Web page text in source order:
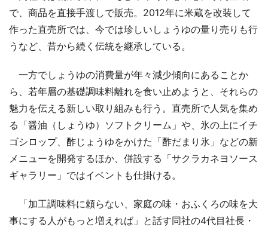
で、商品を直接手渡しで販売。2012年に米蔵を改装して
作った直売所では、今では珍しいしょうゆの量り売りも行
うなど、昔から続く伝統を継承している。
一方でしょうゆの消費量が年々減少傾向にあることか
ら、若年層の基礎調味料離れを食い止めようと、それらの
魅力を伝える新しい取り組みも行う。直売所で人気を集め
る「醤油（しょうゆ）ソフトクリーム」や、氷の上にイチ
ゴシロップ、酢じょうゆをかけた「酢だまり氷」などの新
メニューを開発するほか、併設する「サクラカネヨソース
ギャラリー」ではイベントも仕掛ける。
「加工調味料に頼らない、家庭の味・おふくろの味を大
事にする人がもっと増えれば」と話す同社の4代目社長・